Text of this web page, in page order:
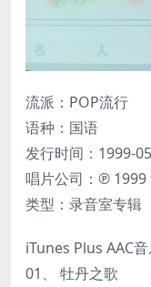
流派：POP流行
语种：国语
发行时间：1999-
唱片公司：℗ 1999
类型：录音室专辑
iTunes Plus AAC音
01、 牡丹之歌